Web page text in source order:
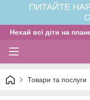
ПИТАЙТЕ
Нехай всі діти на
Товари та послуги